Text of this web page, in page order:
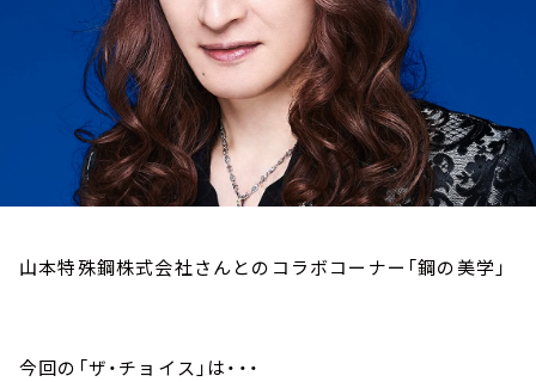
山本特殊鋼株式会社さんとのコラボコーナー「鋼の美学」
今回の「ザ・チョイス」は・・・